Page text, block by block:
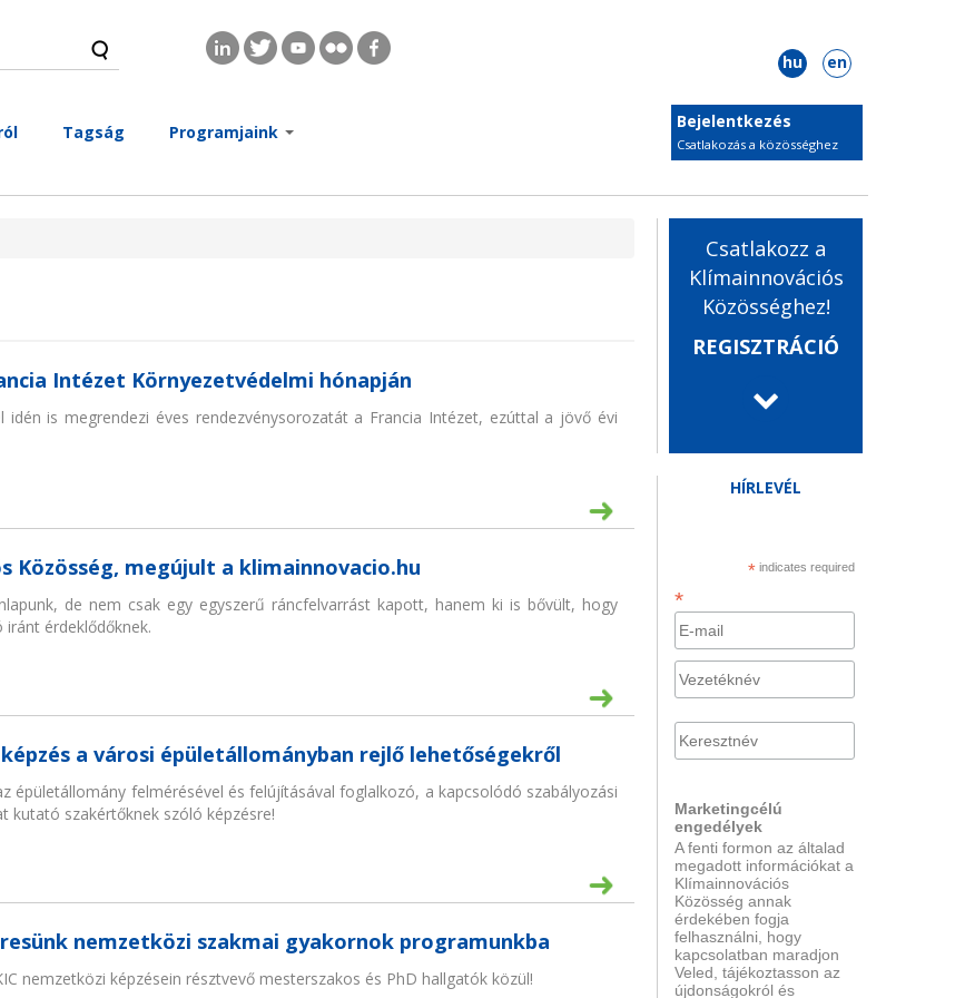
hu
en
Tagság
közösség tagjai számára elérhető
tanulmányokat és előadások anyagait
felhasználónév
Programjaink
Summit 2019startup-ok részére
KIK CliMates -
KIK-től
reggelik a KIK-tőlinkubációs programCatapult
Bejelentkezés
Csatlakozás a közösséghez
Intézet Környezetvédelmi hónapján
is megrendezi éves rendezvénysorozatát a Francia Intézet, ezúttal a jövő évi
Közösség, megújult a klimainnovacio.hu
de nem csak egy egyszerű ráncfelvarrást kapott, hanem ki is bővült, hogy
érdeklődőknek.
a városi épületállományban rejlő lehetőségekről
épületállomány felmérésével és felújításával foglalkozó, a kapcsolódó szabályozási
kutató szakértőknek szóló képzésre!
nemzetközi szakmai gyakornok programunkba
nemzetközi képzésein résztvevő mesterszakos és PhD hallgatók közül!
Csatlakozz a
Klímainnovációs
Közösséghez!
REGISZTRÁCIÓ
HÍRLEVÉL
* indicates required
*
Marketingcélú
engedélyek
A fenti formon az általad
megadott információkat a
Klímainnovációs
Közösség annak
érdekében fogja
felhasználni, hogy
kapcsolatban maradjon
Veled, tájékoztasson az
újdonságokról és